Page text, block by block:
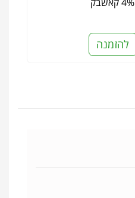
להזמנה